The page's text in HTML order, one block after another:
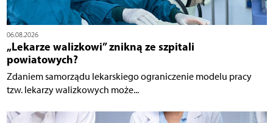
06.08.2026
„Lekarze walizkowi” znikną ze szpitali
powiatowych?
Zdaniem samorządu lekarskiego ograniczenie modelu pracy
tzw. lekarzy walizkowych może...